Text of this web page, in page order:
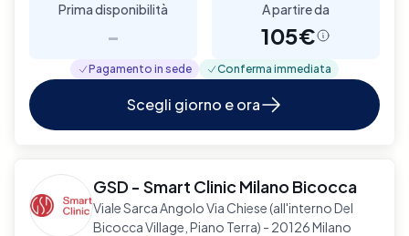
Prima disponibilità
-
A partire da
105€
Pagamento in sede Conferma immediata
Scegli giorno e ora
GSD - Smart Clinic Milano Bicocca
Viale Sarca Angolo Via Chiese (all'interno Del
Bicocca Village, Piano Terra) - 20126 Milano